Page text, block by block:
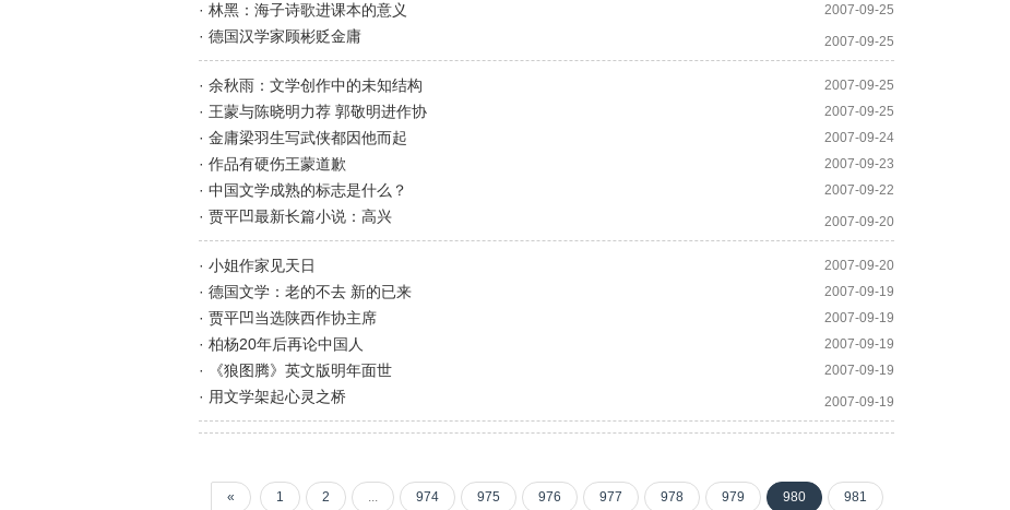
· 林黑：海子诗歌进课本的意义 2007-09-25
· 德国汉学家顾彬贬金庸 2007-09-25
· 余秋雨：文学创作中的未知结构 2007-09-25
· 王蒙与陈晓明力荐 郭敬明进作协 2007-09-25
· 金庸梁羽生写武侠都因他而起 2007-09-24
· 作品有硬伤王蒙道歉 2007-09-23
· 中国文学成熟的标志是什么？ 2007-09-22
· 贾平凹最新长篇小说：高兴 2007-09-20
· 小姐作家见天日 2007-09-20
· 德国文学：老的不去 新的已来 2007-09-19
· 贾平凹当选陕西作协主席 2007-09-19
· 柏杨20年后再论中国人 2007-09-19
· 《狼图腾》英文版明年面世 2007-09-19
· 用文学架起心灵之桥 2007-09-19
« 1 2 ... 974 975 976 977 978 979 980 981